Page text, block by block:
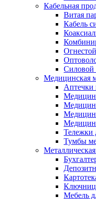
Кабельная
Витая
Кабель
Силовой
Медицинская
Аптечки
Тележки
Тумбы
Мебель